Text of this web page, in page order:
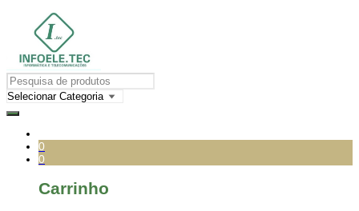
0
0
Carrinho